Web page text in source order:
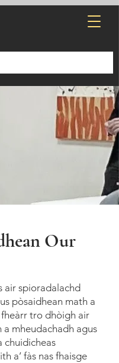
Our
air spioradalachd
pòsaidhean math a
fheàrr tro dhòigh air
a mheudachadh agus
chuidicheas
a’ fàs nas fhaisge